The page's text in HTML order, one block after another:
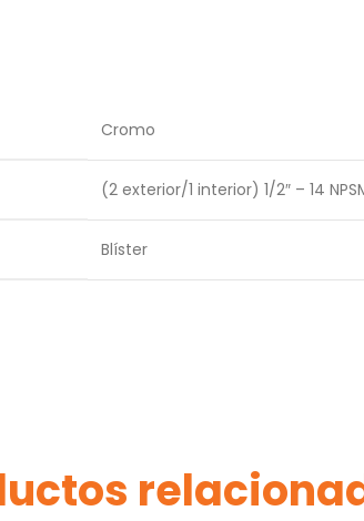
Cromo
(2 exterior/1 interior) 1/2″ – 14
Blíster